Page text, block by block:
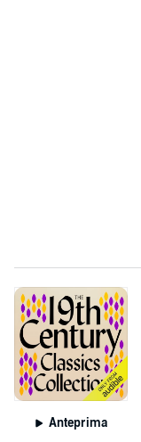
Anteprima